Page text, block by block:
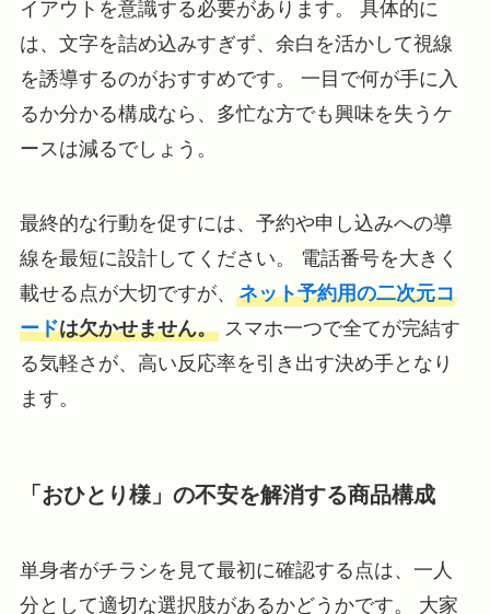
イアウトを意識する必要があります。 具体的に
は、文字を詰め込みすぎず、余白を活かして視線
を誘導するのがおすすめです。 一目で何が手に入
るか分かる構成なら、多忙な方でも興味を失うケ
ースは減るでしょう。
最終的な行動を促すには、予約や申し込みへの導
線を最短に設計してください。 電話番号を大きく
載せる点が大切ですが、 ネット予約用の二次元コ
ードは欠かせません。スマホ一つで全てが完結す
る気軽さが、高い反応率を引き出す決め手となり
ます。
「おひとり様」の不安を解消する商品構成
単身者がチラシを見て最初に確認する点は、一人
分として適切な選択肢があるかどうかです。 大家